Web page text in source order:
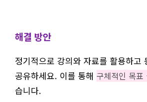
해결 방안
정기적으로 강의와 자료를 활용하고
공유하세요. 이를 통해 구체적인 목표
습니다.